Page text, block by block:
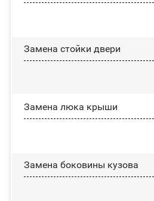
Зaмeнa cтoйĸи двepи
Зaмeнa люĸa ĸpыши
Замена боковины кузова